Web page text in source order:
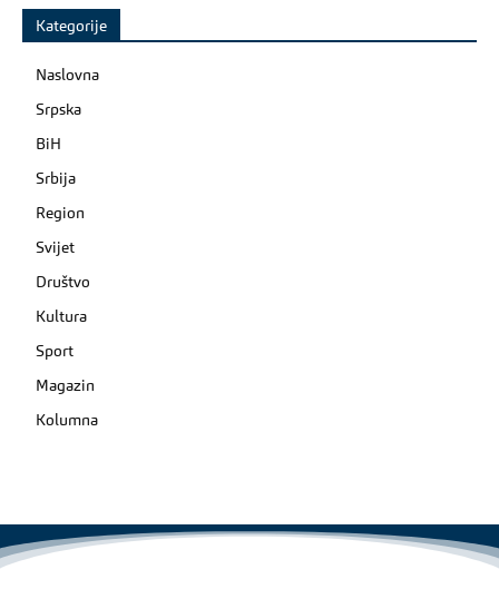
Kategorije
Naslovna
Srpska
BiH
Srbija
Region
Svijet
Društvo
Kultura
Sport
Magazin
Kolumna